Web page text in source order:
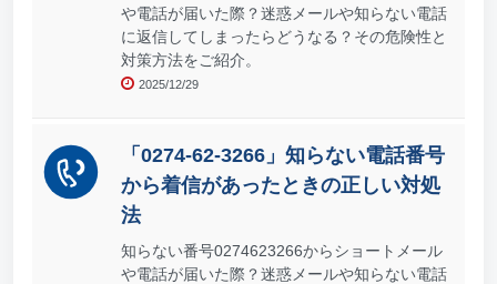
や電話が届いた際？迷惑メールや知らない電話
に返信してしまったらどうなる？その危険性と
対策方法をご紹介。
2025/12/29
「0274-62-3266」知らない電話番号
から着信があったときの正しい対処
法
知らない番号0274623266からショートメール
や電話が届いた際？迷惑メールや知らない電話